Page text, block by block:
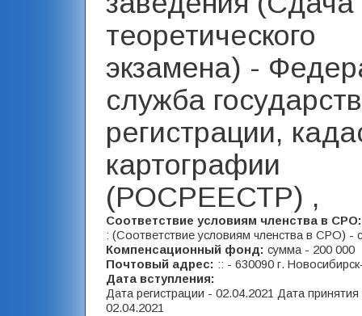
теоретического
экзамена) -
служба
регистрации,
картографии
(РОСРЕЕСТР) ,
Соответствие условиям членства в
: (Соответствие условиям членства в СРО) -
Компенсационный фонд: сумма - 200 000
Почтовый адрес: :: - 630090 г.
Дата вступления:
Дата регистрации - 02.04.2021 Дата
02.04.2021